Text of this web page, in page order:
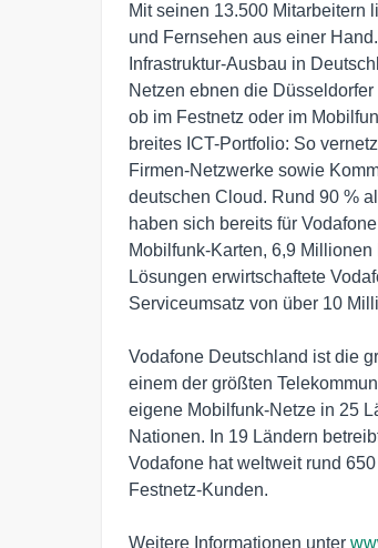
Mit seinen 13.500 Mitarbeitern
und Fernsehen aus einer
Infrastruktur-Ausbau in
Netzen ebnen die
ob im Festnetz oder im
breites ICT-Portfolio: So
Firmen-Netzwerke sowie
deutschen Cloud. Rund 90 %
haben sich bereits für
Mobilfunk-Karten, 6,9
Lösungen erwirtschaftete
Serviceumsatz von über 10
Vodafone Deutschland ist die
einem der größten
eigene Mobilfunk-Netze in 25
Nationen. In 19 Ländern
Vodafone hat weltweit rund
Festnetz-Kunden.
Weitere Informationen unter